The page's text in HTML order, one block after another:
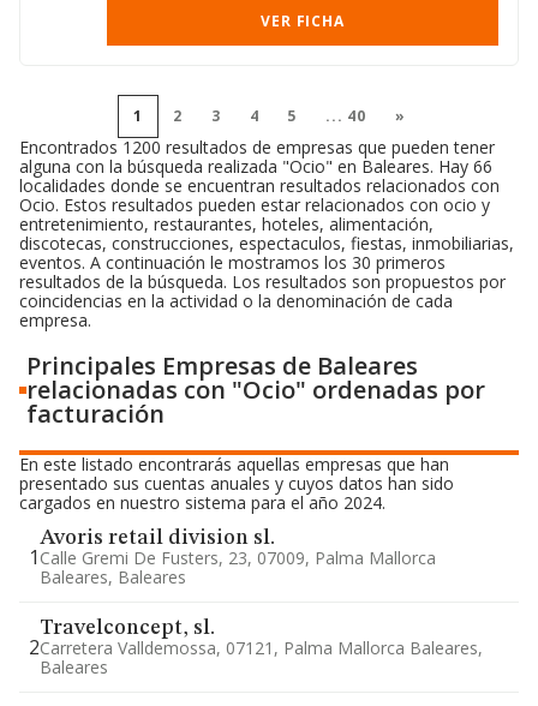
VER FICHA
1 2 3 4 5 ... 40 »
Encontrados 1200 resultados de empresas que pueden tener
alguna con la búsqueda realizada "Ocio" en Baleares. Hay 66
localidades donde se encuentran resultados relacionados con
Ocio. Estos resultados pueden estar relacionados con ocio y
entretenimiento, restaurantes, hoteles, alimentación,
discotecas, construcciones, espectaculos, fiestas, inmobiliarias,
eventos. A continuación le mostramos los 30 primeros
resultados de la búsqueda. Los resultados son propuestos por
coincidencias en la actividad o la denominación de cada
empresa.
Principales Empresas de Baleares
relacionadas con "Ocio" ordenadas por
facturación
En este listado encontrarás aquellas empresas que han
presentado sus cuentas anuales y cuyos datos han sido
cargados en nuestro sistema para el año 2024.
1
Avoris retail division sl.
Calle Gremi De Fusters, 23, 07009, Palma Mallorca
Baleares, Baleares
2
Travelconcept, sl.
Carretera Valldemossa, 07121, Palma Mallorca Baleares,
Baleares